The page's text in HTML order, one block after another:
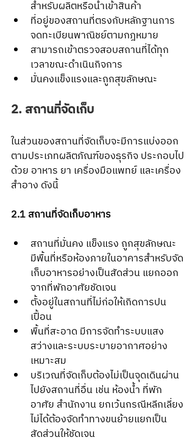
สำหรับผลิตหรือนำเข้าสินค้า
ที่อยู่ของสถานที่ตรงกับหลักฐานการ
จดทะเบียนพาณิชย์ตามกฎหมาย
สามารถเข้าตรวจสอบสถานที่ได้ทุก
เวลาขณะดำเนินกิจการ
มั่นคงแข็งแรงและถูกสุขลักษณะ
2. สถานที่จัดเก็บ
ในส่วนของสถานที่จัดเก็บจะมีการแบ่งออก
ตามประเภทผลิตภัณฑ์ของธุรกิจ ประกอบไป
ด้วย อาหาร ยา เครื่องมือแพทย์ และเครื่อง
สำอาง ดังนี้
2.1 สถานที่จัดเก็บอาหาร
สถานที่มั่นคง แข็งแรง ถูกสุขลักษณะ
มีพื้นที่หรือห้องภายในอาคารสำหรับจัด
เก็บอาหารอย่างเป็นสัดส่วน แยกออก
จากที่พักอาศัยชัดเจน
ตั้งอยู่ในสถานที่ไม่ก่อให้เกิดการปน
เปื้อน
พื้นที่สะอาด มีการจัดทำระบบแสง
สว่างและระบบระบายอากาศอย่าง
เหมาะสม
บริเวณที่จัดเก็บต้องไม่เป็นจุดเดินผ่าน
ไปยังสถานที่อื่น เช่น ห้องน้ำ ที่พัก
อาศัย สำนักงาน ยกเว้นกรณีหลีกเลี่ยง
ไม่ได้ต้องจัดทำทางขนย้ายแยกเป็น
สัดส่วนให้ชัดเจน